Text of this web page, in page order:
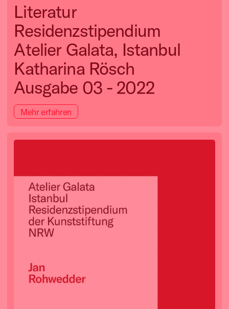
Literatur
Residenzstipendium
Atelier Galata, Istanbul
Katharina Rösch
Ausgabe 03 - 2022
Mehr erfahren